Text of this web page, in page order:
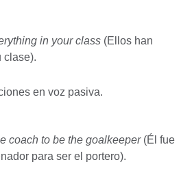
in your class (Ellos han
clase).
en voz pasiva.
coach to be the goalkeeper (Él fue
para ser el portero).